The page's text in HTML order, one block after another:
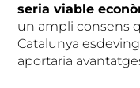
seria viable
un ampli consens
Catalunya
aportaria